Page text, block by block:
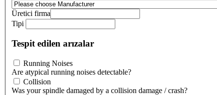
Üretici firma
Tipi
Tespit edilen arızalar
Running Noises
Are atypical running noises detectable?
Collision
Was your spindle damaged by a collision damage / crash?